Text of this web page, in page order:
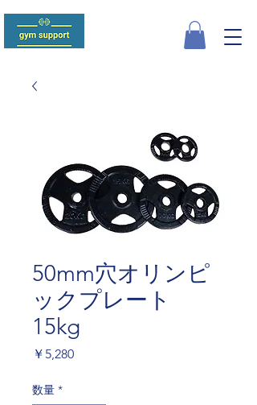
50mm穴オリンピ
ックプレート
15kg
￥5,280価
数量 *